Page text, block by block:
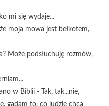
mi się wydaje...
moja mowa jest bełkotem,
Może podsłuchuję rozmów,
w Biblii - Tak, tak...nie,
gadam to, co ludzie chcą